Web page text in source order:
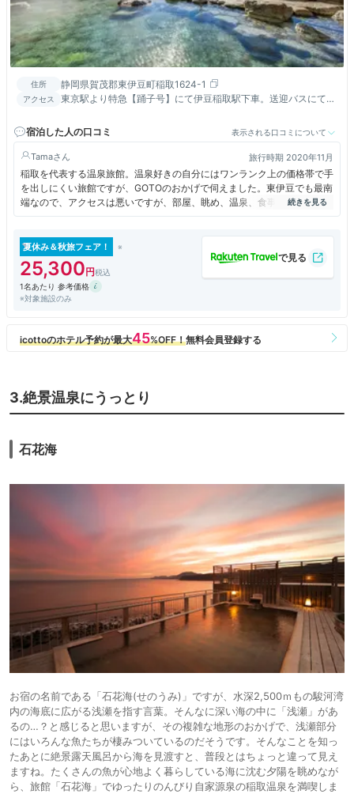
住所 静岡県賀茂郡東伊豆町稲取1624-1
アクセス
東京駅より特急【踊子号】にて伊豆稲取駅下車。送迎バスにて５
宿泊した人の口コミ
表示される口コミについて
Tama 旅行時期 2020年11月
稲取を代表する温泉旅館。温泉好きの自分にはワンランク上の価格帯で手
を出しにくい旅館ですが、GOTOのおかげで伺えました。東伊豆でも最南
端なので、アクセスは悪いですが、部屋、眺め、温泉、食事、サービスと
満足でした。
夏休み＆秋旅フェア！
25,300
1名あたり 参考価格
※対象施設のみ
3.絶景温泉にうっとり
石花海
お宿の名前である「石花海(せのうみ)」ですが、水深2,500ｍもの駿河湾
内の海底に広がる浅瀬を指す言葉。そんなに深い海の中に「浅瀬」があ
るの…？と感じると思いますが、その複雑な地形のおかげで、浅瀬部分
にはいろんな魚たちが棲みついているのだそうです。そんなことを知っ
たあとに絶景露天風呂から海を見渡すと、普段とはちょっと違って見え
ますね。たくさんの魚が心地よく暮らしている海に沈む夕陽を眺めなが
ら、旅館「石花海」でゆったりのんびり自家源泉の稲取温泉を満喫しま